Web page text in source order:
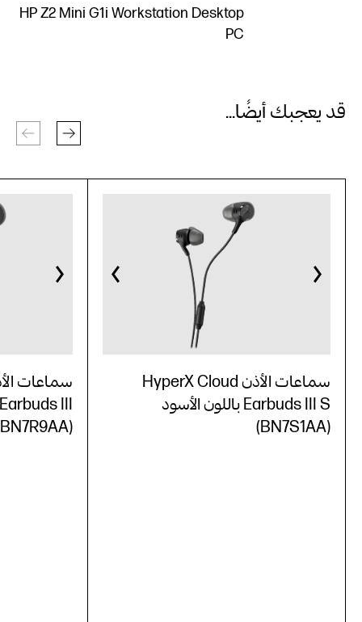
HP Z2 Mini G1i Workstation Desktop
PC
قد يعجبك أيضًا...
(BN7R9AA)
سماعات الأذن HyperX Cloud
Earbuds III S باللون الأسود
(BN7S1AA)